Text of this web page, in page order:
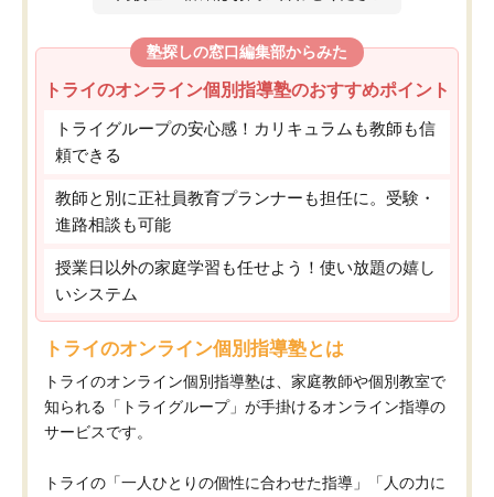
塾探しの窓口編集部からみた
トライのオンライン個別指導塾のおすすめポイント
トライグループの安心感！カリキュラムも教師も信
頼できる
教師と別に正社員教育プランナーも担任に。受験・
進路相談も可能
授業日以外の家庭学習も任せよう！使い放題の嬉し
いシステム
トライのオンライン個別指導塾とは
トライのオンライン個別指導塾は、家庭教師や個別教室で
知られる「トライグループ」が手掛けるオンライン指導の
サービスです。
トライの「一人ひとりの個性に合わせた指導」「人の力に